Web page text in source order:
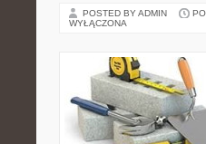
POSTED BY ADMIN
WYŁĄCZONA